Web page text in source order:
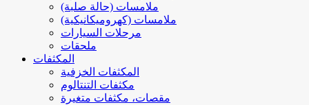
ملامسات (حالة صلبة)
ملامسات (كهروميكانيكية)
مرحلات السيارات
ملحقات
المكثفات
المكثفات الخزفية
مكثفات التنتالوم
مقصات، مكثفات متغيرة